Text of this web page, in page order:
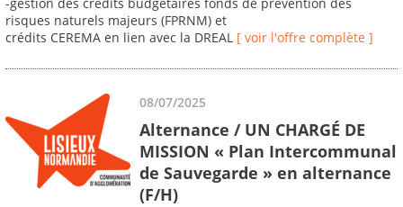
risques naturels majeurs (FPRNM) et
crédits CEREMA en lien avec la DREAL [ voir l'offre complète ]
08/07/2025
Alternance / UN CHARGÉ DE
MISSION « Plan Intercommunal
de Sauvegarde » en alternance
(F/H)